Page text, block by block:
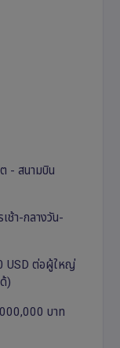
- สนามบิน
ช้า-กลางวัน-
USD ต่อผู้ใหญ่
)
บาท